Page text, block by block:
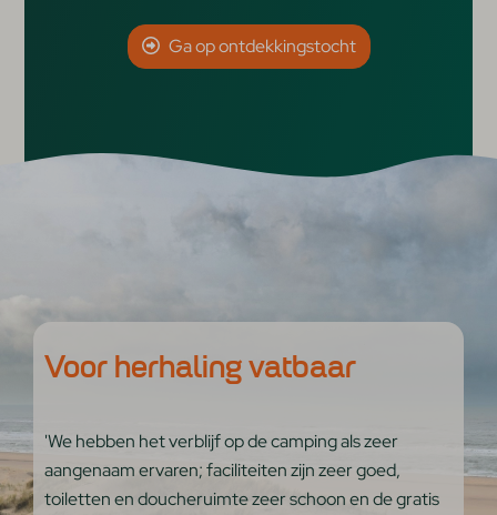
Ga op ontdekkingstocht
Voor herhaling vatbaar
'We hebben het verblijf op de camping als zeer
aangenaam ervaren; faciliteiten zijn zeer goed,
toiletten en doucheruimte zeer schoon en de gratis